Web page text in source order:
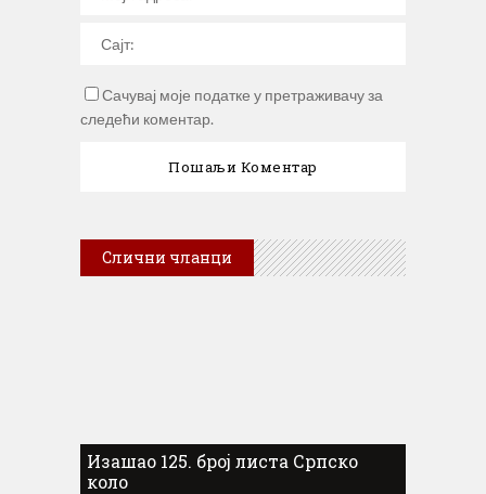
Сачувај моје податке у претраживачу за
следећи коментар.
Слични чланци
Изашао 125. број листа Српско
коло